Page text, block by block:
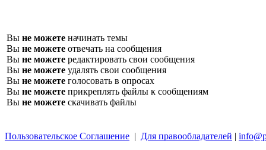
Вы не можете начинать темы
Вы не можете отвечать на сообщения
Вы не можете редактировать свои сообщения
Вы не можете удалять свои сообщения
Вы не можете голосовать в опросах
Вы не можете прикреплять файлы к сообщениям
Вы не можете скачивать файлы
Пользовательское Соглашение | Для правообладателей |